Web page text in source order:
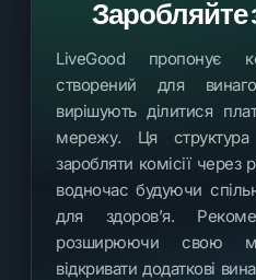
Заробляйте
LiveGood пропонує
створений для
вирішують ділитися
мережу. Ця структура
заробляти комісії через
водночас будуючи
для здоров’я.
розширюючи свою
відкривати додаткові